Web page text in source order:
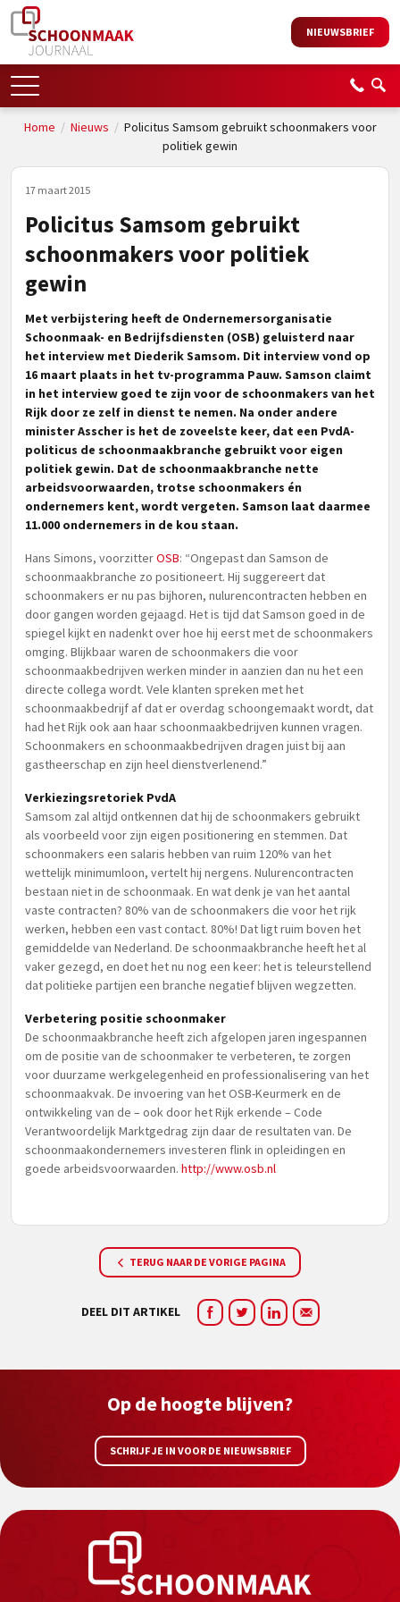
NIEUWSBRIEF
Home / Nieuws / Policitus Samsom gebruikt schoonmakers voor
politiek gewin
17 maart 2015
Policitus Samsom gebruikt
schoonmakers voor politiek
gewin
Met verbijstering heeft de Ondernemersorganisatie
Schoonmaak- en Bedrijfsdiensten (OSB) geluisterd naar
het interview met Diederik Samsom. Dit interview vond op
16 maart plaats in het tv-programma Pauw. Samson claimt
in het interview goed te zijn voor de schoonmakers van het
Rijk door ze zelf in dienst te nemen. Na onder andere
minister Asscher is het de zoveelste keer, dat een PvdA-
politicus de schoonmaakbranche gebruikt voor eigen
politiek gewin. Dat de schoonmaakbranche nette
arbeidsvoorwaarden, trotse schoonmakers én
ondernemers kent, wordt vergeten. Samson laat daarmee
11.000 ondernemers in de kou staan.
Hans Simons, voorzitterOSB: “Ongepast dan Samson de
schoonmaakbranche zo positioneert. Hij suggereert dat
schoonmakers er nu pas bijhoren, nulurencontracten hebben en
door gangen worden gejaagd. Het is tijd dat Samson goed in de
spiegel kijkt en nadenkt over hoe hij eerst met de schoonmakers
omging. Blijkbaar waren de schoonmakers die voor
schoonmaakbedrijven werken minder in aanzien dan nu het een
directe collega wordt. Vele klanten spreken met het
schoonmaakbedrijf af dat er overdag schoongemaakt wordt, dat
had het Rijk ook aan haar schoonmaakbedrijven kunnen vragen.
Schoonmakers en schoonmaakbedrijven dragen juist bij aan
gastheerschap en zijn heel dienstverlenend.”
Verkiezingsretoriek PvdA
Samsom zal altijd ontkennen dat hij de schoonmakers gebruikt
als voorbeeld voor zijn eigen positionering en stemmen. Dat
schoonmakers een salaris hebben van ruim 120% van het
wettelijk minimumloon, vertelt hij nergens. Nulurencontracten
bestaan niet in de schoonmaak. En wat denk je van het aantal
vaste contracten? 80% van de schoonmakers die voor het rijk
werken, hebben een vast contact. 80%! Dat ligt ruim boven het
gemiddelde van Nederland. De schoonmaakbranche heeft het al
vaker gezegd, en doet het nu nog een keer: het is teleurstellend
dat politieke partijen een branche negatief blijven wegzetten.
Verbetering positie schoonmaker
De schoonmaakbranche heeft zich afgelopen jaren ingespannen
om de positie van de schoonmaker te verbeteren, te zorgen
voor duurzame werkgelegenheid en professionalisering van het
schoonmaakvak. De invoering van het OSB-Keurmerk en de
ontwikkeling van de – ook door het Rijk erkende – Code
Verantwoordelijk Marktgedrag zijn daar de resultaten van. De
schoonmaakondernemers investeren flink in opleidingen en
goede arbeidsvoorwaarden. http://www.osb.nl
TERUG NAAR DE VORIGE PAGINA
DEEL DIT ARTIKEL
Op de hoogte blijven?
SCHRIJF JE IN VOOR DE NIEUWSBRIEF